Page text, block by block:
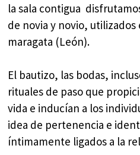
la sala contigua
de novia y novio,
maragata (León).
El bautizo, las bodas,
rituales de paso que
vida e inducían a los
idea de pertenencia e
íntimamente ligados a la